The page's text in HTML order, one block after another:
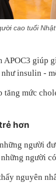
cao tuổi
APOC3 giúp
insulin -
tăng mức
hơn
người
người
nguyên